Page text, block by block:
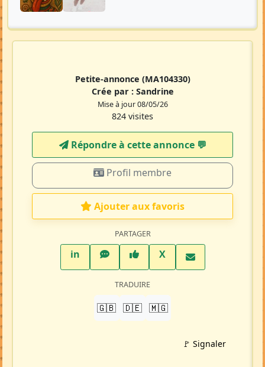
Petite-annonce (MA104330)
Crée par : Sandrine
Mise à jour 08/05/26
824 visites
Répondre à cette annonce 💬​
Profil membre
Ajouter aux favoris
PARTAGER
inLinkedInWhatsAppFacebook
XTwitter X
TRADUIRE
🇬🇧 🇩🇪 🇲🇬
🚩 Signaler